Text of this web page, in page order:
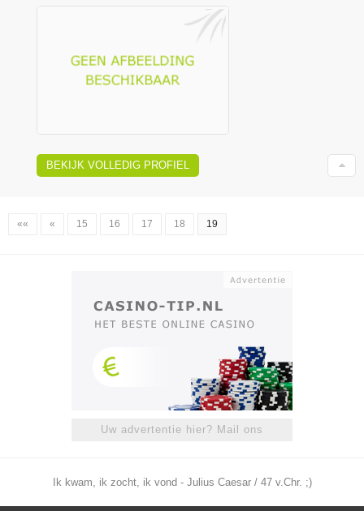
BEKIJK VOLLEDIG PROFIEL
«« « 15 16 17 18 19
Uw advertentie hier? Mail ons
Ik kwam, ik zocht, ik vond - Julius Caesar / 47 v.Chr. ;)